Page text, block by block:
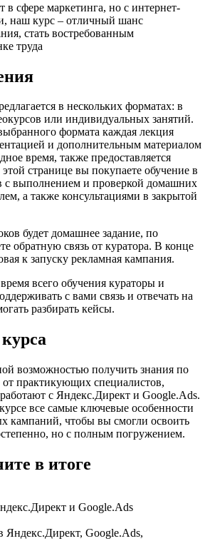
в сфере маркетинга, но с интернет-
наш курс – отличный шанс
стать востребованным
труда
в нескольких форматах: в
или индивидуальных занятий.
формата каждая лекция
и дополнительным материалом
время, также предоставляется
странице вы покупаете обучение в
с выполнением и проверкой домашних
а также консультациями в закрытой
будет домашнее задание, по
обратную связь от куратора. В конце
к запуску рекламная кампания.
всего обучения кураторы и
с вами связь и отвечать на
разбирать кейсы.
возможностью получить знания по
от практикующих специалистов,
с Яндекс.Директ и Google.Ads.
все самые ключевые особенности
кампаний, чтобы вы смогли освоить
но с полным погружением.
в итоге
и Google.Ads
Яндекс.Директ, Google.Ads,